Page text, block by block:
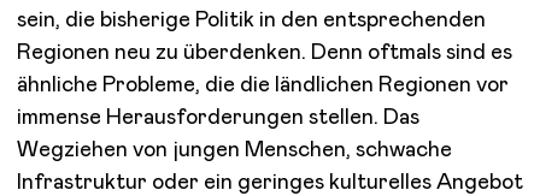
sein, die bisherige Politik in den entsprechenden
Regionen neu zu überdenken. Denn oftmals sind es
ähnliche Probleme, die die ländlichen Regionen vor
immense Herausforderungen stellen. Das
Wegziehen von jungen Menschen, schwache
Infrastruktur oder ein geringes kulturelles Angebot